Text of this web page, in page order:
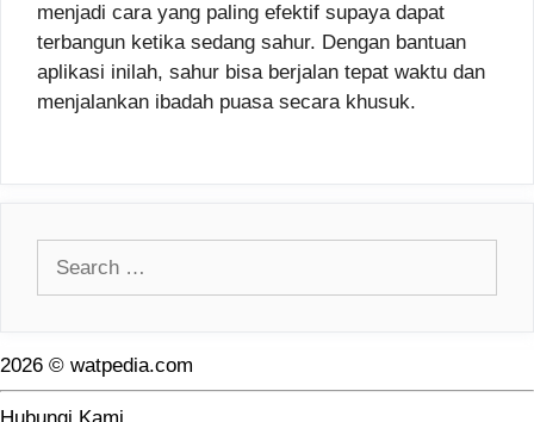
menjadi cara yang paling efektif supaya dapat
terbangun ketika sedang sahur. Dengan bantuan
aplikasi inilah, sahur bisa berjalan tepat waktu dan
menjalankan ibadah puasa secara khusuk.
2026 © watpedia.com